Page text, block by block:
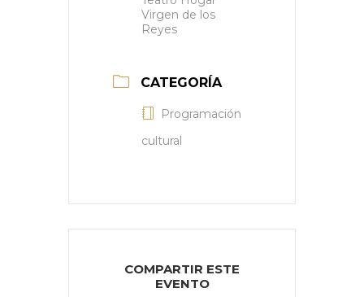
Virgen de los
Reyes
CATEGORÍA
Programación
cultural
COMPARTIR ESTE
EVENTO